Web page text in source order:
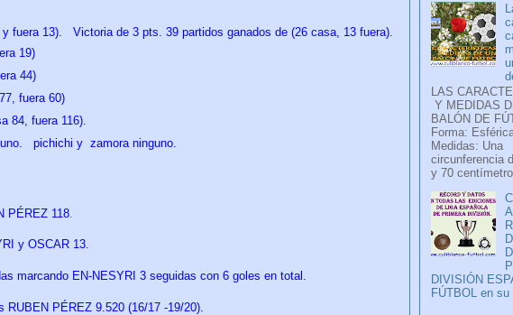
fuera 13). Victoria de 3 pts. 39 partidos ganados de (26 casa, 13 fuera).
19)
44)
fuera 60)
84, fuera 116).
pichichi y zamora ninguno.
PÉREZ 118.
y OSCAR 13.
marcando EN-NESYRI 3 seguidas con 6 goles en total.
RUBEN PÉREZ 9.520 (16/17 -19/20).
LAS
Y MEDIDAS
BALÓN DE
Forma:
Medidas: Una
circunferencia
y 70
DIVISIÓN
FÚTBOL en su